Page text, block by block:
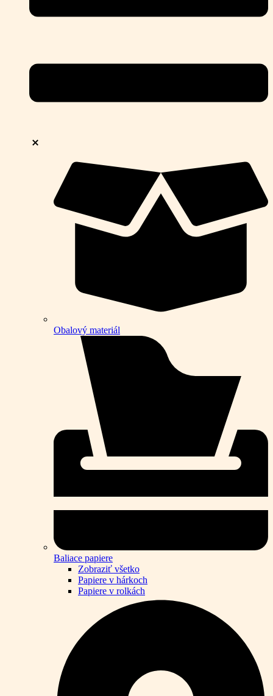
Obalový materiál
Baliace papiere
Zobraziť všetko
Papiere v hárkoch
Papiere v rolkách